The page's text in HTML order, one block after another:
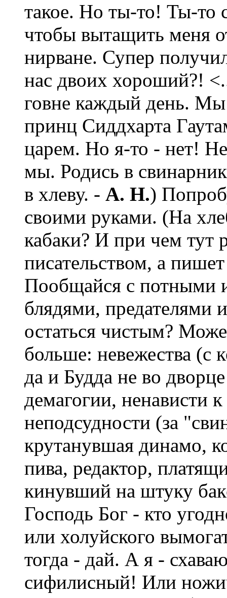
такое. Но ты-то! Ты-то
чтобы вытащить меня
нирване. Супер
нас двоих хороший?!
говне каждый день. Мы
принц Сиддхарта
царем. Но я-то - нет!
мы. Родись в
в хлеву. - А. Н.)
своими руками. (На
кабаки? И при чем тут
писательством, а
Пообщайся с потными
блядями, предателями
остаться чистым?
больше: невежества
да и Будда не во
демагогии, ненависти
неподсудности (за
крутанувшая динамо,
пива, редактор,
кинувший на штуку
Господь Бог - кто
или холуйского
тогда - дай. А я -
сифилисный! Или